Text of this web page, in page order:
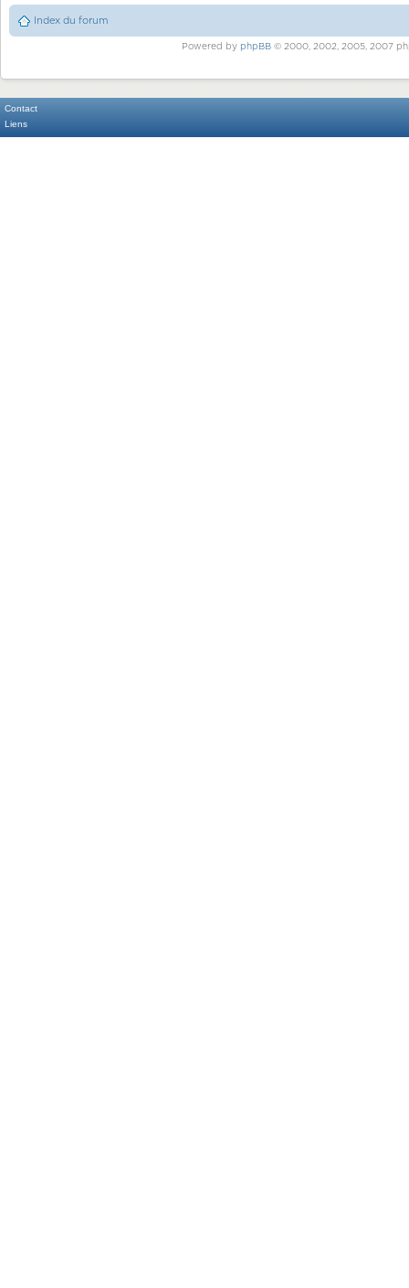
Index du forum
Powered by phpBB© 2000, 2002, 2005, 2007
Contact
Liens